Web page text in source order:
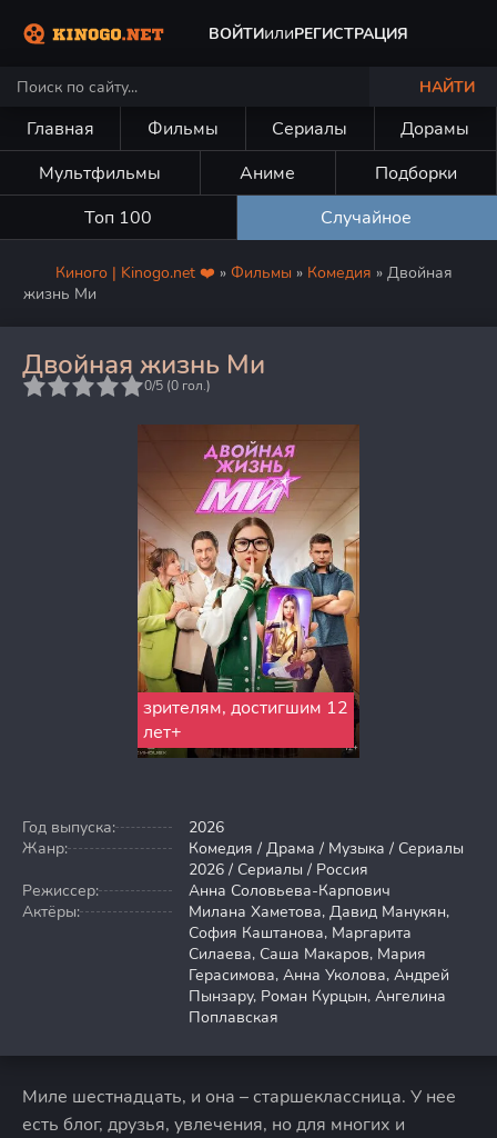
ВОЙТИилиРЕГИСТРАЦИЯ
НАЙТИ
Главная Фильмы Сериалы
Дорамы
Мультфильмы
Аниме
Подборки
Топ 100
Случайное
Киного | Kinogo.net ❤️ » Фильмы » Комедия » Двойная
жизнь Ми
Двойная жизнь Ми
0/5 (0 гол.)
зрителям, достигшим 12
лет+
Год выпуска:
2026
Жанр:
Комедия / Драма / Музыка / Сериалы
2026 / Сериалы / Россия
Режиссер:
Анна Соловьева-Карпович
Актёры:
Милана Хаметова, Давид Манукян,
София Каштанова, Маргарита
Силаева, Саша Макаров, Мария
Герасимова, Анна Уколова, Андрей
Пынзару, Роман Курцын, Ангелина
Поплавская
Миле шестнадцать, и она – старшеклассница. У нее
есть блог, друзья, увлечения, но для многих и